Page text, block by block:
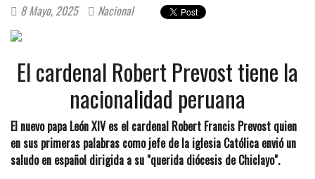
8 Mayo, 2025 Nacional
El cardenal Robert Prevost tiene la
nacionalidad peruana
El nuevo papa León XIV es el cardenal Robert Francis Prevost quien
en sus primeras palabras como jefe de la iglesia Católica envió un
saludo en español dirigida a su "querida diócesis de Chiclayo".